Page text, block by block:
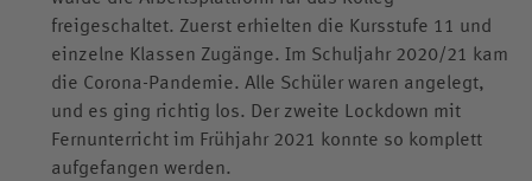
freigeschaltet. Zuerst erhielten die Kursstufe 11 und
einzelne Klassen Zugänge. Im Schuljahr 2020/21 kam
die Corona-Pandemie. Alle Schüler waren angelegt,
und es ging richtig los. Der zweite Lockdown mit
Fernunterricht im Frühjahr 2021 konnte so komplett
aufgefangen werden.